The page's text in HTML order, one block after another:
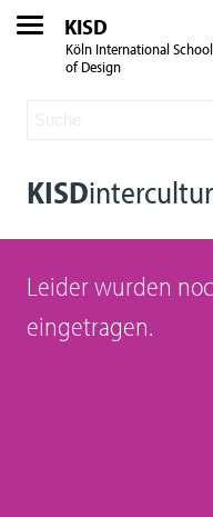
KISD
Köln International School
of Design
KISD
Leider wurden
eingetragen.